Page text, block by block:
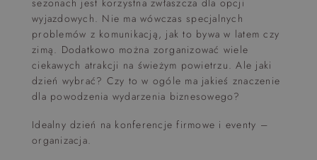
wyjazdowych. Nie ma wówczas specjalnych
problemów z komunikacją, jak to bywa w latem czy
zimą. Dodatkowo można zorganizować wiele
ciekawych atrakcji na świeżym powietrzu. Ale jaki
dzień wybrać? Czy to w ogóle ma jakieś znaczenie
dla powodzenia wydarzenia biznesowego?
Idealny dzień na konferencje firmowe i eventy –
organizacja.